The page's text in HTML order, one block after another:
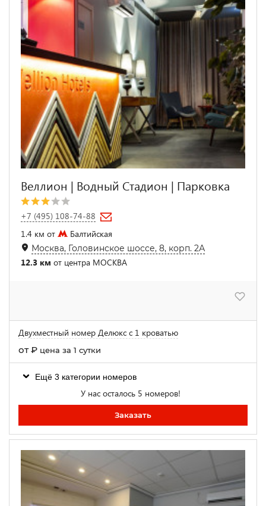
Веллион | Водный Стадион | Парковка
+7 (495) 108-74-88
1.4 км от
Балтийская
Москва, Головинское шоссе, 8, корп. 2А
12.3 км от центра МОСКВА
Двухместный номер Делюкс с 1 кроватью
от₽ цена за 1 сутки
Ещё 3 категории номеров
У нас осталось 5 номеров!
Заказать